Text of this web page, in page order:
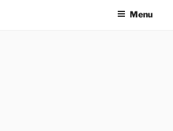
THAIDIGITALPRINT
Menu